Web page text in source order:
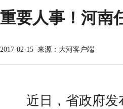
重要人事！河南
2017-02-15 来源：大河客户端
近日，省政府